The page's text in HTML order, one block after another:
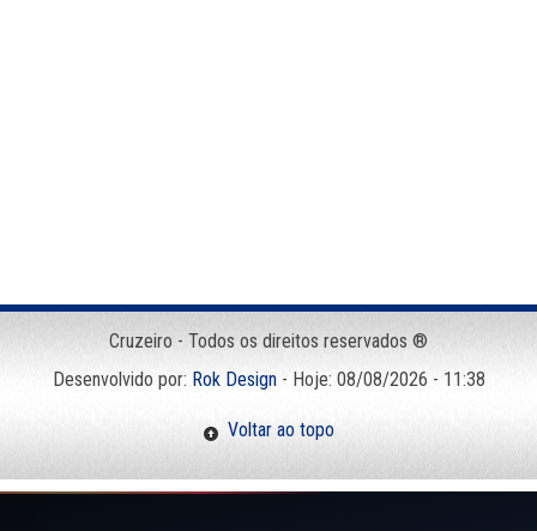
Cruzeiro - Todos os direitos reservados ®
Desenvolvido por: Rok Design- Hoje: 08/08/2026 - 11:38
Voltar ao topo